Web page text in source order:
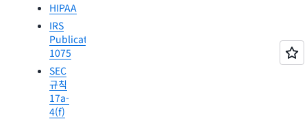
HIPAA
IRS
Publication
1075
SEC
규칙
17a-
4(f)